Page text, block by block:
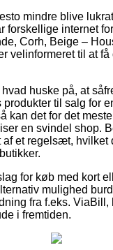
mindre blive
forskellige internet
Corh, Beige –
velinformeret til at
huske på, at
til salg for
kan det for det
en svindel shop.
af et regelsæt,
for køb med kort
mulighed
fra f.eks. ViaBill,
i fremtiden.